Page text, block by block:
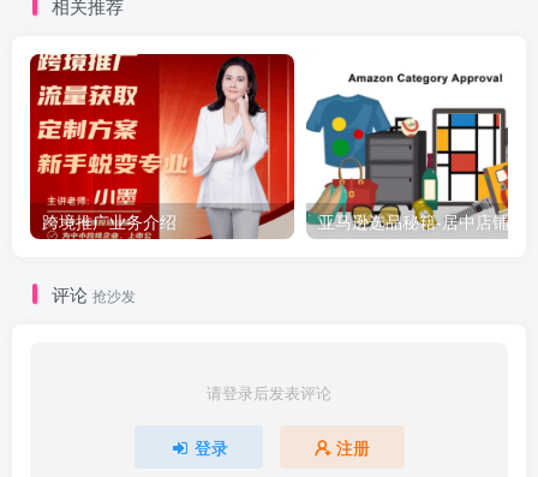
相关推荐
跨境推广业务介绍
评论 抢沙发
请登录后发表评论
登录 注册